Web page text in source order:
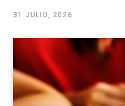
31 JULIO, 2026